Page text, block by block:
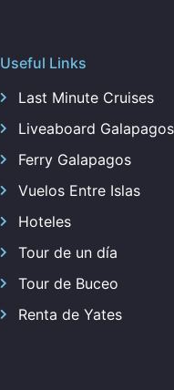
Useful Links
Last Minute Cruises
Liveaboard Galapagos
Ferry Galapagos
Vuelos Entre Islas
Hoteles
Tour de un día
Tour de Buceo
Renta de Yates